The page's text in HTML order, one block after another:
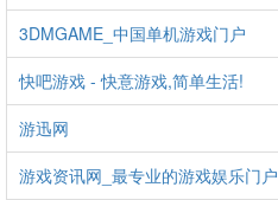
3DMGAME_中国单机游戏门户
快吧游戏 - 快意游戏,简单生活!
游迅网
游戏资讯网_最专业的游戏娱乐门户